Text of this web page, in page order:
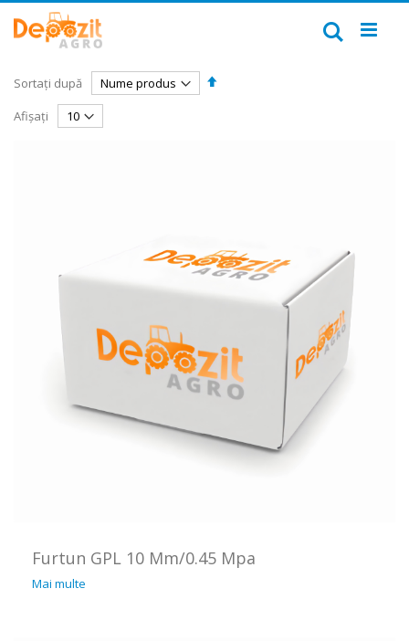
Mergeți
la
Conținut
Căutare
Sortați după
Setați
Afișați
Furtun GPL 10 Mm/0.45 Mpa
Mai multe